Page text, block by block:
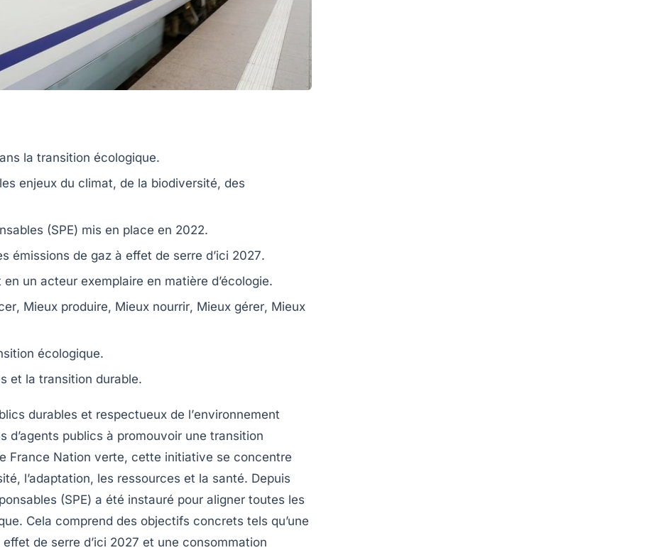
la transition écologique.
enjeux du climat, de la biodiversité, des
(SPE) mis en place en 2022.
émissions de gaz à effet de serre d’ici 2027.
en un acteur exemplaire en matière d’écologie.
, Mieux produire, Mieux nourrir, Mieux gérer, Mieux
écologique.
et la transition durable.
durables et respectueux de l’environnement
d’agents publics à promouvoir une transition
France Nation verte, cette initiative se concentre
l’adaptation, les ressources et la santé. Depuis
(SPE) a été instauré pour aligner toutes les
Cela comprend des objectifs concrets tels qu’une
de serre d’ici 2027 et une consommation